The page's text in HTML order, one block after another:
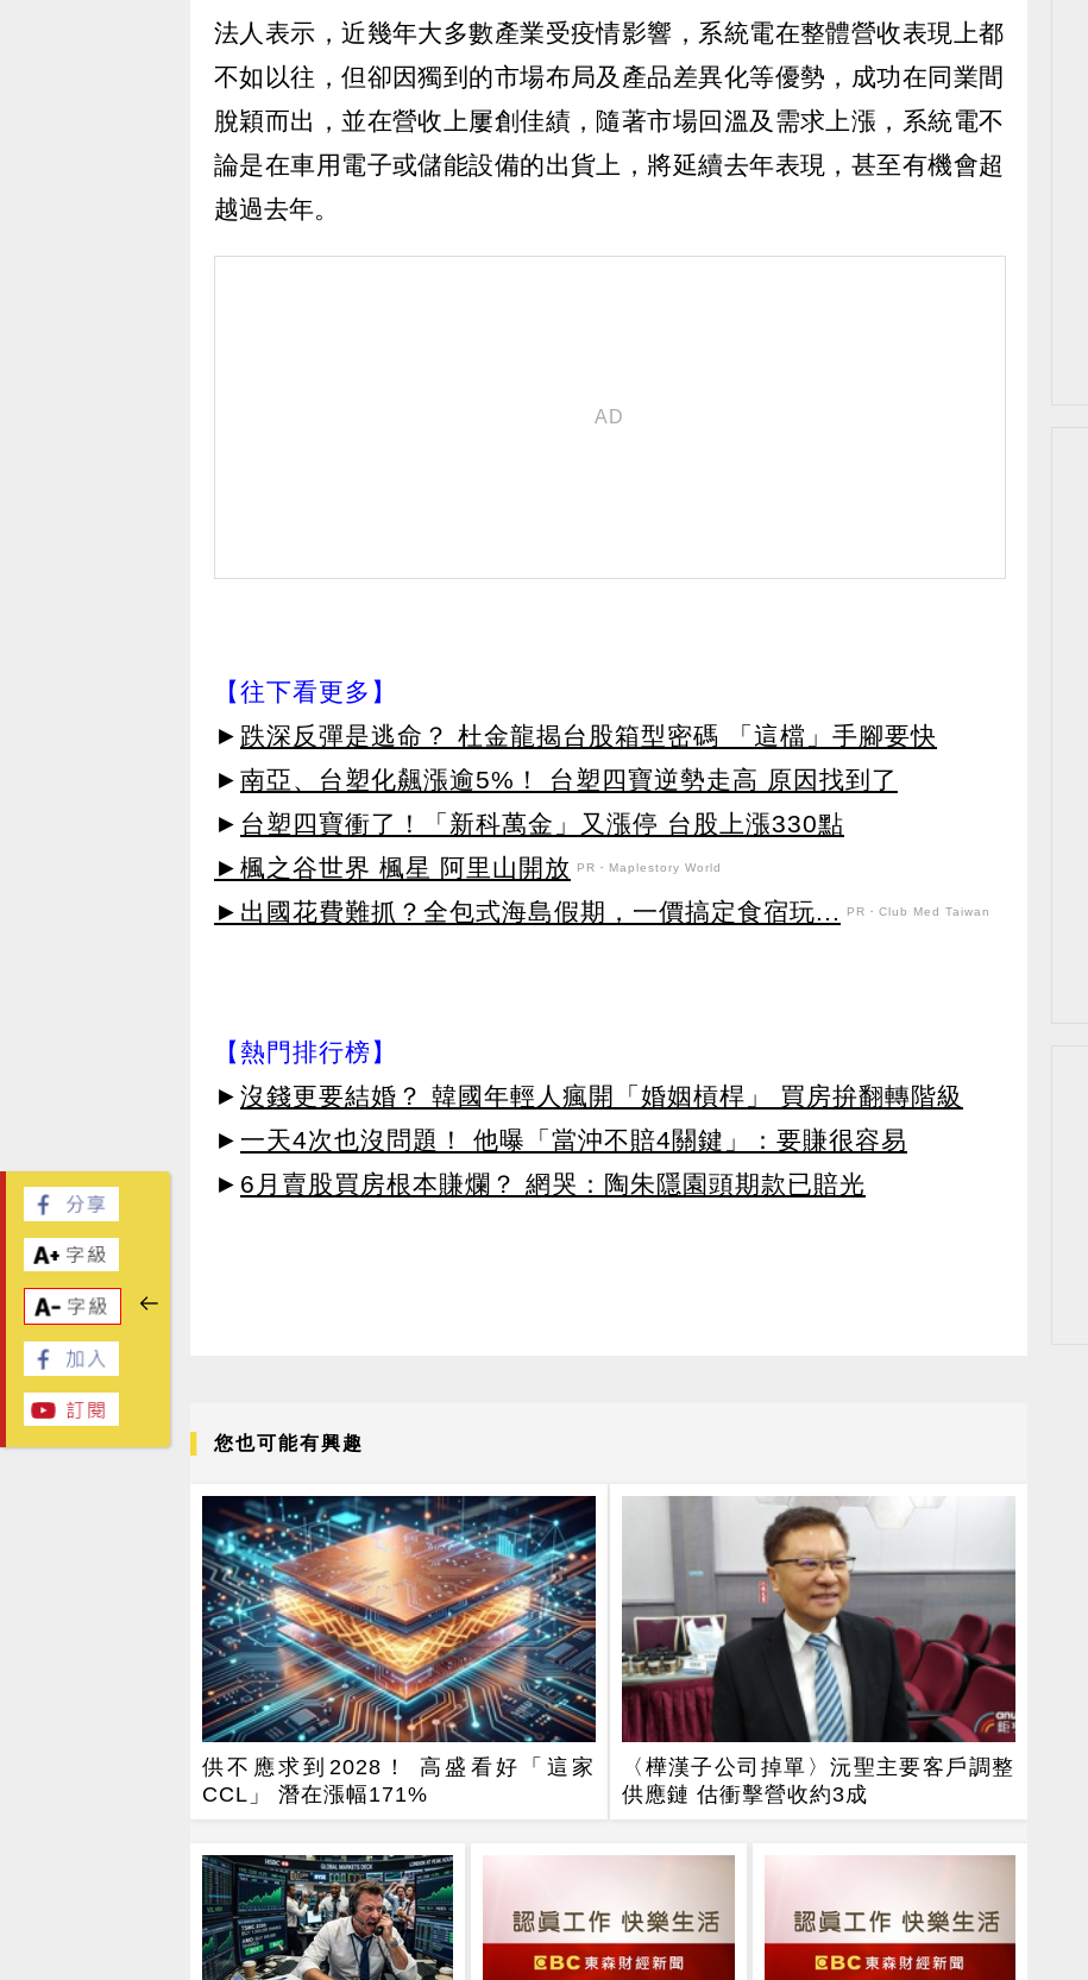
法人表示，近幾年大多數產業受疫情影響，系統電在整體營收表現上都
不如以往，但卻因獨到的市場布局及產品差異化等優勢，成功在同業間
脫穎而出，並在營收上屢創佳績，隨著市場回溫及需求上漲，系統電不
論是在車用電子或儲能設備的出貨上，將延續去年表現，甚至有機會超
越過去年。
【往下看更多】
► 跌深反彈是逃命？ 杜金龍揭台股箱型密碼 「這檔」手腳要快
► 南亞、台塑化飆漲逾5%！ 台塑四寶逆勢走高 原因找到了
► 台塑四寶衝了！「新科萬金」又漲停 台股上漲330點
►楓之谷世界 楓星 阿里山開放
PR・Maplestory World
►出國花費難抓？全包式海島假期，一價搞定食宿玩... PR・Club Med Taiwan
【熱門排行榜】
► 沒錢更要結婚？ 韓國年輕人瘋開「婚姻槓桿」 買房拚翻轉階級
► 一天4次也沒問題！ 他曝「當沖不賠4關鍵」：要賺很容易
► 6月賣股買房根本賺爛？ 網哭：陶朱隱園頭期款已賠光
您也可能有興趣
供不應求到2028！ 高盛看好「這家
CCL」 潛在漲幅171%
〈樺漢子公司掉單〉沅聖主要客戶調整
供應鏈 估衝擊營收約3成